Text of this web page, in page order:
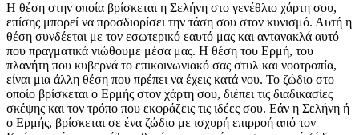
Η θέση στην οποία βρίσκεται η Σελήνη στο γενέθλιο χάρτη σου,
επίσης μπορεί να προσδιορίσει την τάση σου στον κυνισμό. Αυτή η
θέση συνδέεται με τον εσωτερικό εαυτό μας και αντανακλά αυτό
που πραγματικά νιώθουμε μέσα μας. Η θέση του Ερμή, του
πλανήτη που κυβερνά το επικοινωνιακό σας στυλ και νοοτροπία,
είναι μια άλλη θέση που πρέπει να έχεις κατά νου. Το ζώδιο στο
οποίο βρίσκεται ο Ερμής στον χάρτη σου, διέπει τις διαδικασίες
σκέψης και τον τρόπο που εκφράζεις τις ιδέες σου. Εάν η Σελήνη ή
ο Ερμής, βρίσκεται σε ένα ζώδιο με ισχυρή επιρροή από τον